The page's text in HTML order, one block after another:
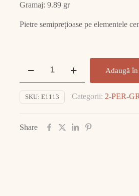
Gramaj: 9.89 gr
Pietre semiprețioase pe elementele
14K
E1113
Adaugă
SKU: E1113 Categorii: 2-PER-
Share